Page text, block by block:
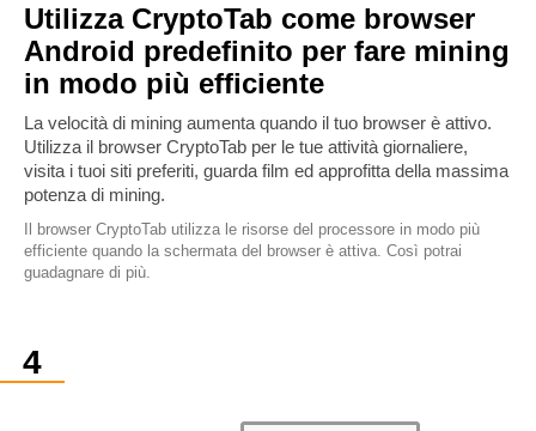
Utilizza CryptoTab come browser
Android predefinito per fare mining
in modo più efficiente
La velocità di mining aumenta quando il tuo browser è attivo.
Utilizza il browser CryptoTab per le tue attività giornaliere,
visita i tuoi siti preferiti, guarda film ed approfitta della massima
potenza di mining.
Il browser CryptoTab utilizza le risorse del processore in modo più
efficiente quando la schermata del browser è attiva. Così potrai
guadagnare di più.